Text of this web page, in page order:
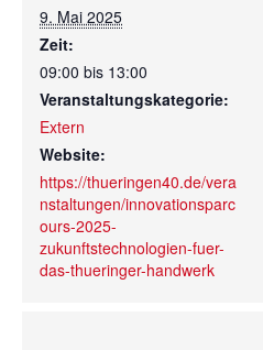
9. Mai 2025
Zeit:
09:00 bis 13:00
Veranstaltungskategorie:
Extern
Website:
https://thueringen40.de/vera
nstaltungen/innovationsparc
ours-2025-
zukunftstechnologien-fuer-
das-thueringer-handwerk